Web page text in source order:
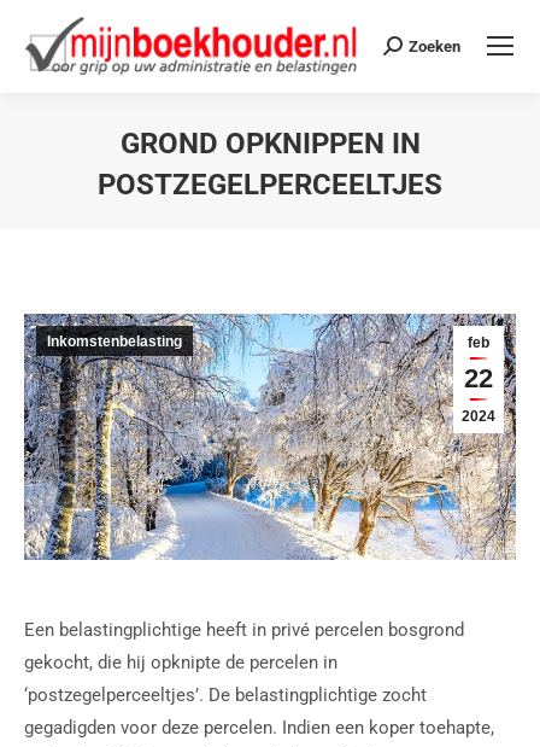
Zoeken
GROND OPKNIPPEN IN
POSTZEGELPERCEELTJES
feb
22
2024
Inkomstenbelasting
Een belastingplichtige heeft in privé percelen bosgrond
gekocht, die hij opknipte de percelen in
‘postzegelperceeltjes’. De belastingplichtige zocht
gegadigden voor deze percelen. Indien een koper toehapte,